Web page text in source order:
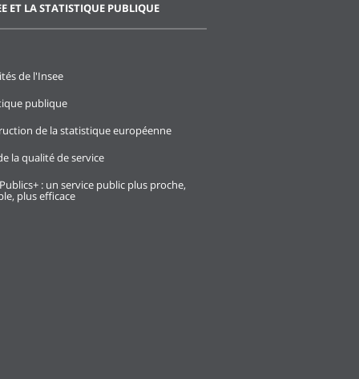
ET LA STATISTIQUE PUBLIQUE
de l'Insee
publique
de la statistique européenne
la qualité de service
: un service public plus proche,
plus efficace